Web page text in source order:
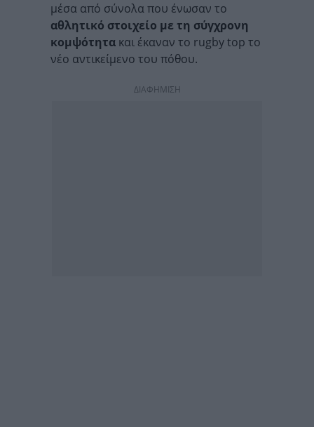
μέσα από σύνολα που ένωσαν το
αθλητικό στοιχείο με τη σύγχρονη
κομψότητα και έκαναν το rugby top το
νέο αντικείμενο του πόθου.
ΔΙΑΦΗΜΙΣΗ